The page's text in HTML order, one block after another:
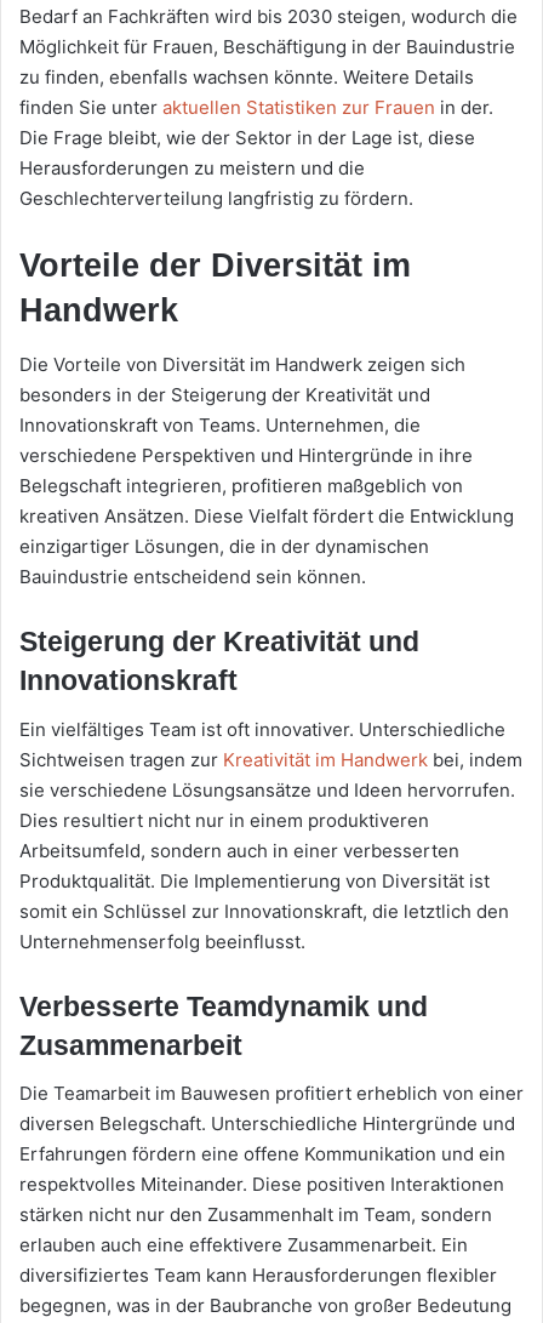
Bedarf an Fachkräften wird bis 2030 steigen, wodurch die
Möglichkeit für Frauen, Beschäftigung in der Bauindustrie
zu finden, ebenfalls wachsen könnte. Weitere Details
finden Sie unter aktuellen Statistiken zur Frauen in der.
Die Frage bleibt, wie der Sektor in der Lage ist, diese
Herausforderungen zu meistern und die
Geschlechterverteilung langfristig zu fördern.
Vorteile der Diversität im
Handwerk
Die Vorteile von Diversität im Handwerk zeigen sich
besonders in der Steigerung der Kreativität und
Innovationskraft von Teams. Unternehmen, die
verschiedene Perspektiven und Hintergründe in ihre
Belegschaft integrieren, profitieren maßgeblich von
kreativen Ansätzen. Diese Vielfalt fördert die Entwicklung
einzigartiger Lösungen, die in der dynamischen
Bauindustrie entscheidend sein können.
Steigerung der Kreativität und
Innovationskraft
Ein vielfältiges Team ist oft innovativer. Unterschiedliche
Sichtweisen tragen zur Kreativität im Handwerk bei, indem
sie verschiedene Lösungsansätze und Ideen hervorrufen.
Dies resultiert nicht nur in einem produktiveren
Arbeitsumfeld, sondern auch in einer verbesserten
Produktqualität. Die Implementierung von Diversität ist
somit ein Schlüssel zur Innovationskraft, die letztlich den
Unternehmenserfolg beeinflusst.
Verbesserte Teamdynamik und
Zusammenarbeit
Die Teamarbeit im Bauwesen profitiert erheblich von einer
diversen Belegschaft. Unterschiedliche Hintergründe und
Erfahrungen fördern eine offene Kommunikation und ein
respektvolles Miteinander. Diese positiven Interaktionen
stärken nicht nur den Zusammenhalt im Team, sondern
erlauben auch eine effektivere Zusammenarbeit. Ein
diversifiziertes Team kann Herausforderungen flexibler
begegnen, was in der Baubranche von großer Bedeutung